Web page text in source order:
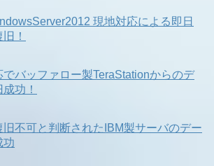
現地対応による即日
！
でバッファロー製TeraStationからのデ
功！
旧不可と判断されたIBM製サーバのデー
功